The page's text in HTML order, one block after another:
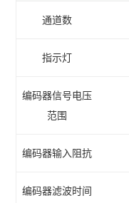
通道数
指示灯
编码器信号电压
范围
编码器输入阻抗
编码器滤波时间